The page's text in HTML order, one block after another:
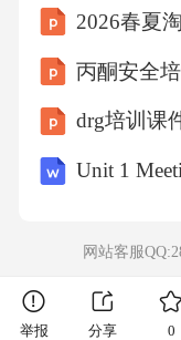
得持久的抗菌
能，石墨烯改
数，实现了快
绒布冬季静电
离子体预处理
式，引领行业
新阶段，2025
丙酮安全
drg培训课
网站客服
举报 分享 0